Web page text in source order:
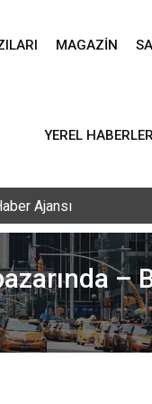
MAGAZIN
YEREL HABERLER
Ajansı
–